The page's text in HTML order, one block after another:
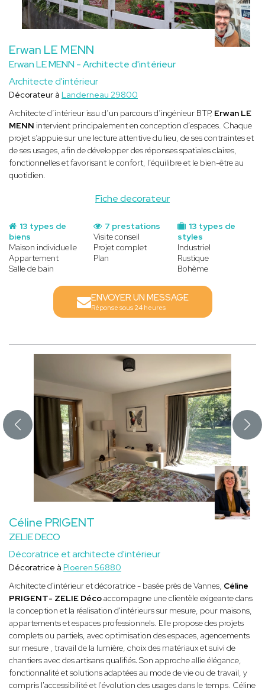
Erwan LE MENN
Erwan LE MENN - Architecte d'intérieur
Architecte d'intérieur
Fiche decorateur
Décorateur à Landerneau 29800
Architecte d’intérieur issu d’un parcours d’ingénieur BTP, Erwan LE
MENN intervient principalement en conception d’espaces. Chaque
projet s’appuie sur une lecture attentive du lieu, de ses contraintes et
de ses usages, afin de développer des réponses spatiales claires,
fonctionnelles et favorisant le confort, l’équilibre et le bien-être au
quotidien.
13 types de
biens
Maison individuelle
Appartement
Salle de bain
13 types de
styles
Industriel
Rustique
Bohème
7 prestations
Visite conseil
Projet complet
Plan
ENVOYER UN MESSAGE
Réponse sous 24 heures
Céline PRIGENT
ZELIE DECO
Décoratrice et architecte d'intérieur
Décoratrice à Ploeren 56880
Architecte d'intérieur et décoratrice - basée près de Vannes, Céline
PRIGENT- ZELIE Décoaccompagne une clientèle exigeante dans
la conception et la réalisation d'intérieurs sur mesure, pour maisons,
appartements et espaces professionnels. Elle propose des projets
complets ou partiels, avec optimisation des espaces, agencements
sur mesure , travail de la lumière, choix des matériaux et suivi de
chantiers avec des artisans qualifiés. Son approche allie élégance,
fonctionnalité et solutions adaptées au mode de vie ou de travail, y
compris l'accessibilité et l'évolution des usages dans le temps. Céline